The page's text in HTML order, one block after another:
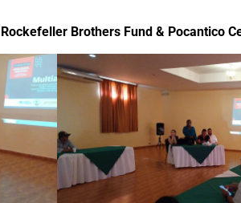
Brothers Fund & Pocantico